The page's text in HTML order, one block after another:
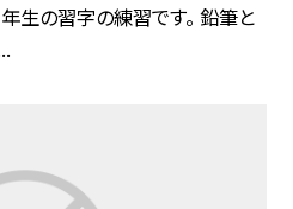
生の習字の練習です。 鉛筆と